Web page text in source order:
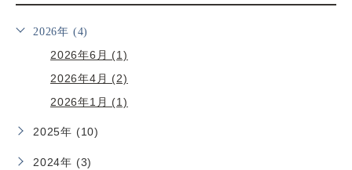
2026年 (4)
2026年6月 (1)
2026年4月 (2)
2026年1月 (1)
2025年 (10)
2024年 (3)